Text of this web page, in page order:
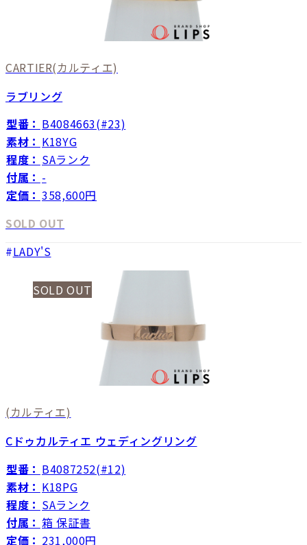
CARTIER(カルティエ)
ラブリング
型番： B4084663(#23)
素材： K18YG
程度： SAランク
付属： -
定価： 358,600円
SOLD OUT
LADY'S
SOLD OUT
(カルティエ)
Cドゥカルティエ ウェディングリング
型番： B4087252(#12)
素材： K18PG
程度： SAランク
付属： 箱 保証書
定価： 231,000円